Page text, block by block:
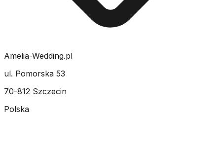
Amelia-Wedding.pl
ul. Pomorska 53
70-812 Szczecin
Polska